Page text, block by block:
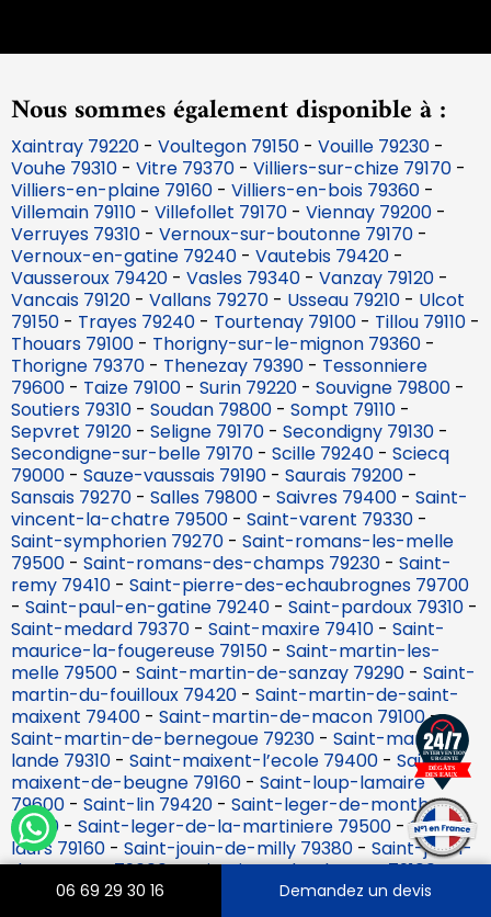
06 69 29 30 16 Demandez un devis
Nous sommes également disponible à :
Xaintray 79220 - Voultegon 79150 - Vouille 79230 -
Vouhe 79310 - Vitre 79370 - Villiers-sur-chize 79170 -
Villiers-en-plaine 79160 - Villiers-en-bois 79360 -
Villemain 79110 - Villefollet 79170 - Viennay 79200 -
Verruyes 79310 - Vernoux-sur-boutonne 79170 -
Vernoux-en-gatine 79240 - Vautebis 79420 -
Vausseroux 79420 - Vasles 79340 - Vanzay 79120 -
Vancais 79120 - Vallans 79270 - Usseau 79210 - Ulcot
79150 - Trayes 79240 - Tourtenay 79100 - Tillou 79110 -
Thouars 79100 - Thorigny-sur-le-mignon 79360 -
Thorigne 79370 - Thenezay 79390 - Tessonniere
79600 - Taize 79100 - Surin 79220 - Souvigne 79800 -
Soutiers 79310 - Soudan 79800 - Sompt 79110 -
Sepvret 79120 - Seligne 79170 - Secondigny 79130 -
Secondigne-sur-belle 79170 - Scille 79240 - Sciecq
79000 - Sauze-vaussais 79190 - Saurais 79200 -
Sansais 79270 - Salles 79800 - Saivres 79400 - Saint-
vincent-la-chatre 79500 - Saint-varent 79330 -
Saint-symphorien 79270 - Saint-romans-les-melle
79500 - Saint-romans-des-champs 79230 - Saint-
remy 79410 - Saint-pierre-des-echaubrognes 79700
- Saint-paul-en-gatine 79240 - Saint-pardoux 79310 -
Saint-medard 79370 - Saint-maxire 79410 - Saint-
maurice-la-fougereuse 79150 - Saint-martin-les-
melle 79500 - Saint-martin-de-sanzay 79290 - Saint-
martin-du-fouilloux 79420 - Saint-martin-de-saint-
maixent 79400 - Saint-martin-de-macon 79100-
Saint-martin-de-bernegoue 79230 - Saint-marc-la-
lande 79310 - Saint-maixent-l’ecole 79400 - Saint-
maixent-de-beugne 79160 - Saint-loup-lamaire
79600 - Saint-lin 79420 - Saint-leger-de-montbrun
79100 - Saint-leger-de-la-martiniere 79500 -Saint-
laurs 79160 - Saint-jouin-de-milly 79380 - Saint-jouin-
de-marnes 79600-Saint-jean-de-thouars 79100-
Saint-jacques-de-thouars 79100-Saint-hilaire-la-